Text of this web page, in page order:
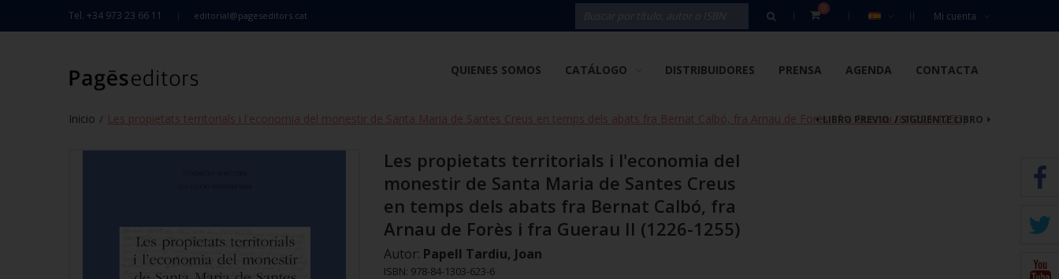
Tel. +34 973 23 66 11 editorial@pageseditors.cat Mi cuenta
0
QUIENES SOMOS CATÁLOGO DISTRIBUIDORES PRENSA AGENDA CONTACTA
Inicio / Les propietats territorials i l'economia del monestir de Santa Maria de Santes Creus en temps dels abats fra Bernat Calbó, fra Arnau de Forès i fra Guerau II (1226-1255)
SIGUIENTE LIBRO
LIBRO PREVIO /
Les propietats territorials i l'economia del
monestir de Santa Maria de Santes Creus
en temps dels abats fra Bernat Calbó, fra
Arnau de Forès i fra Guerau II (1226-1255)
Autor: Papell Tardiu, Joan
ISBN: 978-84-1303-623-6